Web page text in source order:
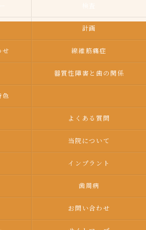
計画
せ 線維筋痛症
器質性障害と歯の関係
色
よくある質問
当院について
インプラント
歯周病
お問い合わせ